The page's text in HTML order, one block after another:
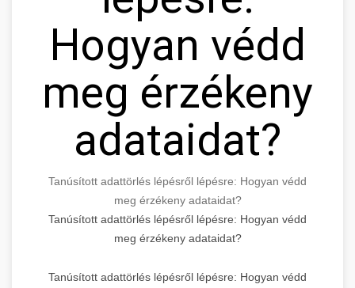
Hogyan védd
meg érzékeny
adataidat?
Tanúsított adattörlés lépésről lépésre: Hogyan védd
meg érzékeny adataidat?
Tanúsított adattörlés lépésről lépésre: Hogyan védd
meg érzékeny adataidat?
Tanúsított adattörlés lépésről lépésre: Hogyan védd